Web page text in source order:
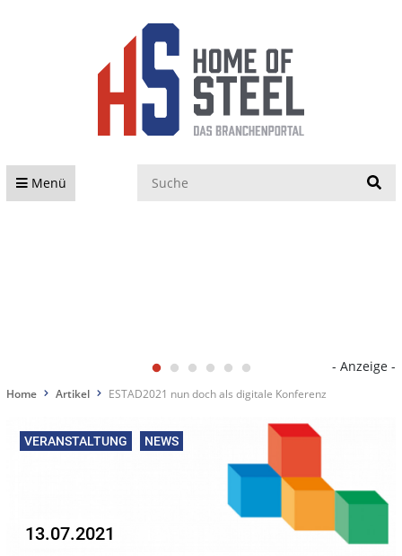
Menü
- Anzeige -
Home Artikel ESTAD2021 nun doch als digitale Konferenz
VERANSTALTUNG NEWS
13.07.2021